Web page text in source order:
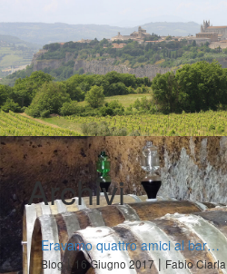
Archivi
Eravamo quattro amici al bar…
Blog|16 Giugno 2017|Fabio Ciarla